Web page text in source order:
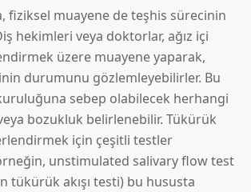
fiziksel muayene de teşhis sürecinin
hekimleri veya doktorlar, ağız içi
üzere muayene yaparak,
durumunu gözlemleyebilirler. Bu
sebep olabilecek herhangi
bozukluk belirlenebilir. Tükürük
için çeşitli testler
unstimulated salivary flow test
tükürük akışı testi) bu hususta